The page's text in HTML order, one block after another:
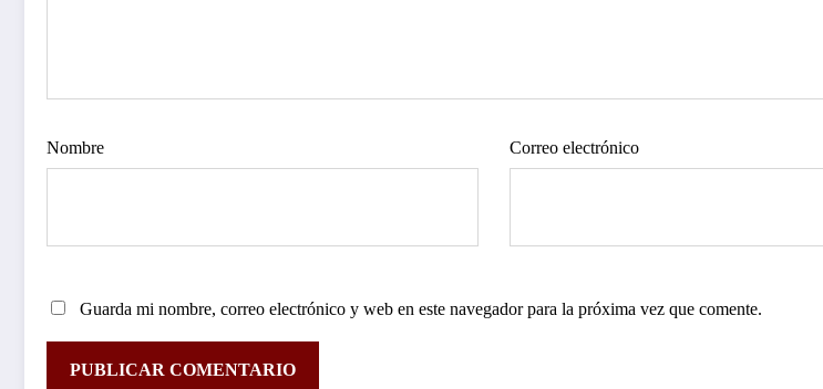
Nombre Correo electrónico
Guarda mi nombre, correo electrónico y web en este navegador para la próxima vez que comente.